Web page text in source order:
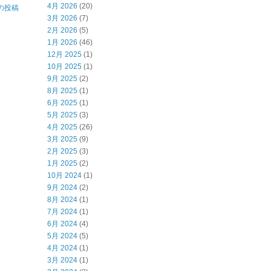
投稿
4月 2026 (20)
3月 2026 (7)
2月 2026 (5)
1月 2026 (46)
12月 2025 (1)
10月 2025 (1)
9月 2025 (2)
8月 2025 (1)
6月 2025 (1)
5月 2025 (3)
4月 2025 (26)
3月 2025 (9)
2月 2025 (3)
1月 2025 (2)
10月 2024 (1)
9月 2024 (2)
8月 2024 (1)
7月 2024 (1)
6月 2024 (4)
5月 2024 (5)
4月 2024 (1)
3月 2024 (1)